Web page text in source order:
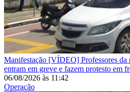
Manifestação [VÍDEO] Professores da
entram em greve e fazem protesto em
06/08/2026 às 11:42
Operação